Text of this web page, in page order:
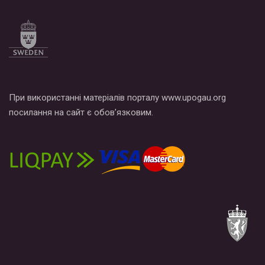
При використанні матеріалів порталу www.upogau.org
посилання на сайт є обов’язковим.